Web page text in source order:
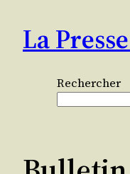
contenu
La
Rechercher